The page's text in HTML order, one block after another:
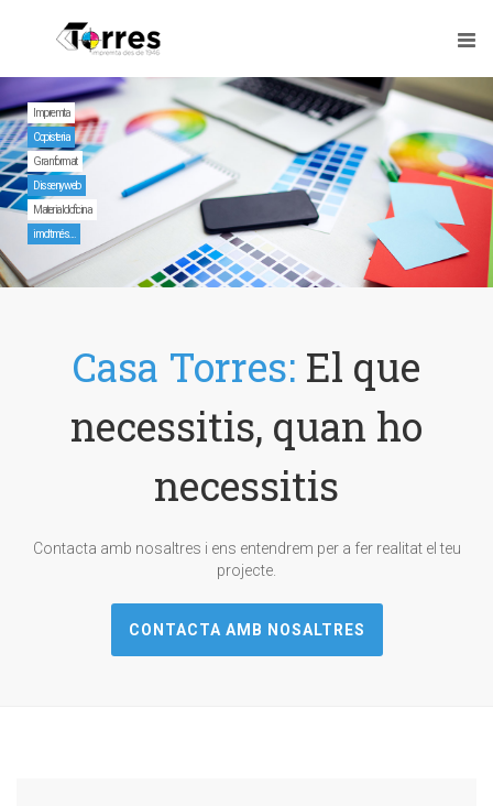
Casa Torres: El que
necessitis, quan ho
necessitis
Contacta amb nosaltres i ens entendrem per a fer realitat el teu
projecte.
CONTACTA AMB NOSALTRES